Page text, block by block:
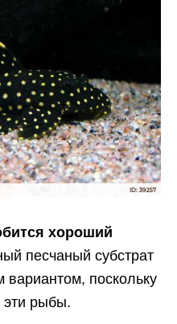
хороший
песчаный субстрат
поскольку
эти рыбы.